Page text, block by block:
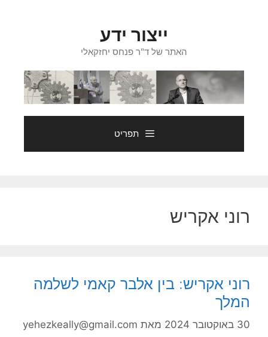
ייצור ידע
האתר של ד"ר פנחס יחזקאלי
תפריט
רוני אקריש
רוני אקריש: בין אלבר קאמי לשלמה
המלך
30 באוקטובר 2024 מאת yehezkeally@gmail.com